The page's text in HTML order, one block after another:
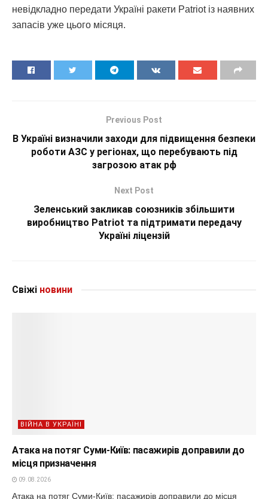
невідкладно передати Україні ракети Patriot із наявних
запасів уже цього місяця.
Previous Post
В Україні визначили заходи для підвищення безпеки
роботи АЗС у регіонах, що перебувають під
загрозою атак рф
Next Post
Зеленський закликав союзників збільшити
виробництво Patriot та підтримати передачу
Україні ліцензій
Свіжі новини
ВІЙНА В УКРАЇНІ
Атака на потяг Суми-Київ: пасажирів доправили до
місця призначення
09.08.2026
Атака на потяг Суми-Київ: пасажирів доправили до місця